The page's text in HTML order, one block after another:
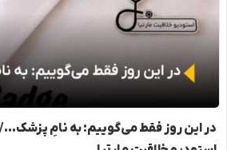
در این روز فقط می‌گوییم: به نامِ پزشک… //